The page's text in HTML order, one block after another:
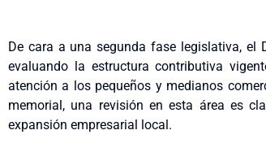
De cara a una segunda fase legislativa, el
evaluando la estructura contributiva
atención a los pequeños y medianos
memorial, una revisión en esta área es
expansión empresarial local.